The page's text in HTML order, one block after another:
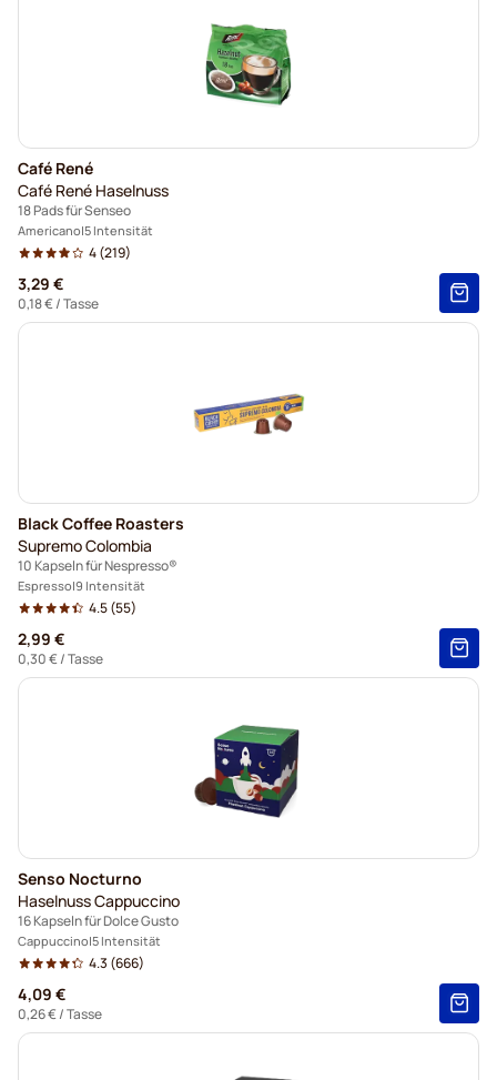
Café René
Café René Haselnuss
18 Pads für Senseo
Americano 5 Intensität
4(219)
3,29 €
0,18 €/ Tasse
Black Coffee Roasters
Supremo Colombia
10 Kapseln für Nespresso®
Espresso 9 Intensität
4.5(55)
2,99 €
0,30 €/ Tasse
Senso Nocturno
Haselnuss Cappuccino
16 Kapseln für Dolce Gusto
Cappuccino 5 Intensität
4.3 (666)
4,09 €
0,26 €/ Tasse